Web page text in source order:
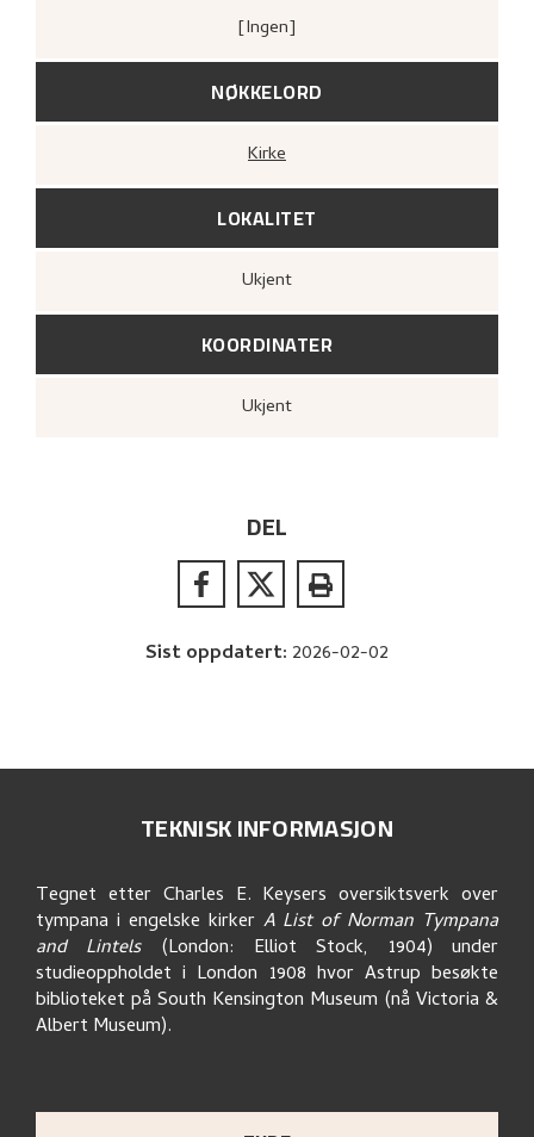
[ingen]
NØKKELORD
Kirke
LOKALITET
Ukjent
KOORDINATER
Ukjent
DEL
Sist oppdatert: 2026-02-02
TEKNISK INFORMASJON
Tegnet etter Charles E. Keysers oversiktsverk over
tympana i engelske kirker A List of Norman Tympana
and Lintels(London: Elliot Stock, 1904) under
studieoppholdet i London 1908 hvor Astrup besøkte
biblioteket på South Kensington Museum (nå Victoria &
Albert Museum).